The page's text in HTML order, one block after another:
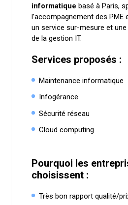
informatique basé à Paris,
l’accompagnement des PME
un service sur-mesure et
de la gestion IT.
Services proposés :
Maintenance informatique
Infogérance
Sécurité réseau
Cloud computing
Pourquoi les
choisissent :
Très bon rapport qualité/